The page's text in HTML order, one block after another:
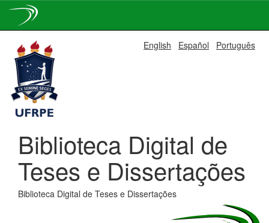
navigation
English Español Português
Biblioteca Digital de
Teses e Dissertações
Biblioteca Digital de Teses e Dissertações